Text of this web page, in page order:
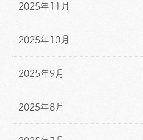
2025年11月
2025年10月
2025年9月
2025年8月